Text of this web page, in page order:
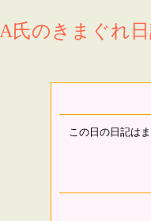
A氏のきまぐれ
この日の日記は